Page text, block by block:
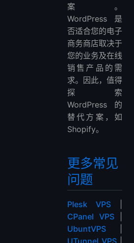
案。
WordPress是
否适合您的电子
商务商店取决于
您的业务及在线
销售产品的需
求。因此，值得
探索
WordPress的
替代方案，如
Shopify。
更多常见
问题
Plesk VPS
CPanel VPS|
UbuntVPS